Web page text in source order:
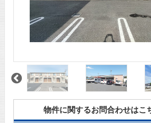
物件に関するお問合わせはこ